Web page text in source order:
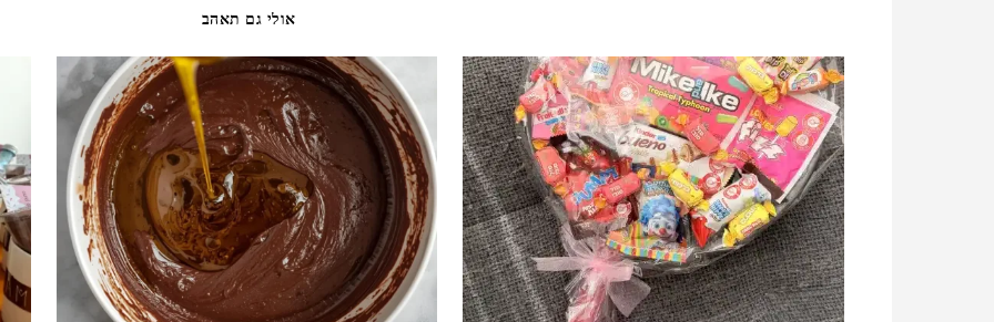
אולי גם תאהב